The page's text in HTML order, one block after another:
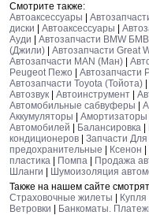
Смотрите также:
Автоаксессуары
диски
Автоаксессуары
Ауди
Автозапчасти BMW БМВ
(Джили)
Автозапчасти Great
Автозапчасти MAN (Ман)
Peugeot Пежо
Автозапчасти
Автозапчасти Toyota (Тойота)
Автозвук
Автоинструмент
Автомобильные сабвуферы
Аккумуляторы
Амортизаторы
Автомобилей
Балансировка
кондиционеров
Запчасти
предохранительные
Ксенон
пластика
Помпа Продажа
Шланги
Шумоизоляция
Также на нашем сайте
Страховочные жилеты
Ветровки
Банкоматы.